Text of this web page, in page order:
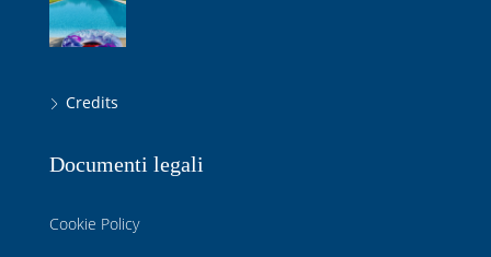
Credits
Documenti legali
Cookie Policy